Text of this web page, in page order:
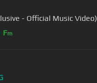
- Official Music Video)
Fm